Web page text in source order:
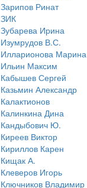
Зарипов Ринат
ЗИК
Зубарева Ирина
Изумрудов В.С.
Илларионова Марина
Ильин Максим
Кабышев Сергей
Казьмин Александр
Калактионов
Калинкина Дина
Кандыбович Ю.
Киреев Виктор
Кириллов Карен
Кищак А.
Клеверов Игорь
Ключников Владимир